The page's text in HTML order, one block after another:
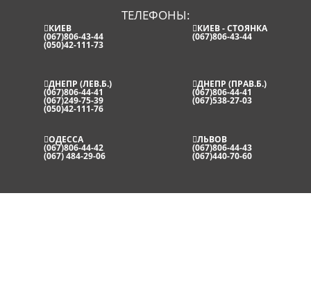
ТЕЛЕФОНЫ:
КИЕВ
(067)806-43-44
(050)42-111-73
КИЕВ - СТОЯНКА
(067)806-43-44
ДНЕПР (ЛЕВ.Б.)
(067)806-44-41
(067)249-75-39
(050)42-111-76
ДНЕПР (ПРАВ.Б.)
(067)806-44-41
(067)538-27-03
ОДЕССА
(067)806-44-42
(067) 484-29-06
ЛЬВОВ
(067)806-44-43
(067)440-70-60